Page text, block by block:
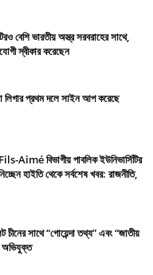
বেশি ভারতীয় অস্ত্র সরবরাহের সাথে,
স্বীকার করেছেন
লিগার প্রথম দলে সাইন আপ করেছে
বিভাগীয় পাবলিক ইউনিভার্সিটির
হাইতি থেকে সর্বশেষ খবর: রাজনীতি,
সাথে “গোয়েন্দা তথ্য” এবং “জাতীয়
অভিযুক্ত